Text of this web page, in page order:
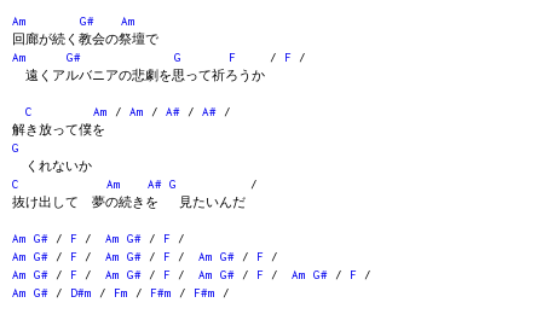
Am G#
Am
回廊が続く教会の祭壇で
Am
G# G F / F /
遠くアルバニアの悲劇を思って祈ろうか
C Am / Am / A# / A# /
解き放って僕を
G
くれないか
C
Am A# G /
抜け出して 夢の続きを 見たいんだ
Am G# / F / Am G# / F /
Am
G# / F / Am G# / F / Am G# / F /
Am
G# / F / Am G# / F / Am G# / F / Am G# / F /
Am
G# / D#m / Fm / F#m / F#m /